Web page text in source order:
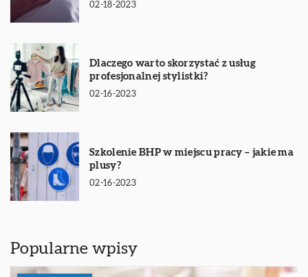
02-18-2023
Dlaczego warto skorzystać z usług
profesjonalnej stylistki?
02-16-2023
Szkolenie BHP w miejscu pracy – jakie ma
plusy?
02-16-2023
Popularne wpisy